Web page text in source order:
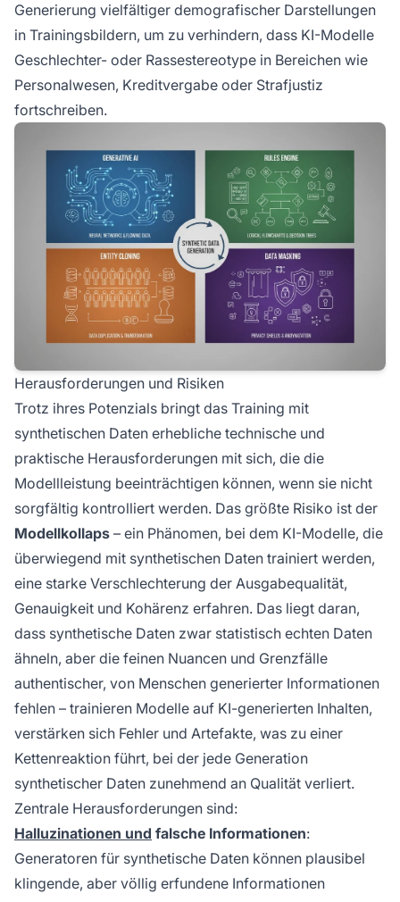
Generierung vielfältiger demografischer Darstellungen
in Trainingsbildern, um zu verhindern, dass KI-Modelle
Geschlechter- oder Rassestereotype in Bereichen wie
Personalwesen, Kreditvergabe oder Strafjustiz
fortschreiben.
Herausforderungen und Risiken
Trotz ihres Potenzials bringt das Training mit
synthetischen Daten erhebliche technische und
praktische Herausforderungen mit sich, die die
Modellleistung beeinträchtigen können, wenn sie nicht
sorgfältig kontrolliert werden. Das größte Risiko ist der
Modellkollaps – ein Phänomen, bei dem KI-Modelle, die
überwiegend mit synthetischen Daten trainiert werden,
eine starke Verschlechterung der Ausgabequalität,
Genauigkeit und Kohärenz erfahren. Das liegt daran,
dass synthetische Daten zwar statistisch echten Daten
ähneln, aber die feinen Nuancen und Grenzfälle
authentischer, von Menschen generierter Informationen
fehlen – trainieren Modelle auf KI-generierten Inhalten,
verstärken sich Fehler und Artefakte, was zu einer
Kettenreaktion führt, bei der jede Generation
synthetischer Daten zunehmend an Qualität verliert.
Zentrale Herausforderungen sind:
Halluzinationen und falsche Informationen:
Generatoren für synthetische Daten können plausibel
klingende, aber völlig erfundene Informationen